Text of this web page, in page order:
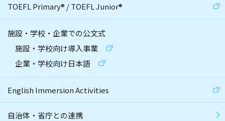
TOEFL Primary® /TOEFL Junior®
施設・学校・企業での公文式
施設・学校向け導入事業
企業・学校向け日本語
English Immersion Activities
自治体・省庁との連携